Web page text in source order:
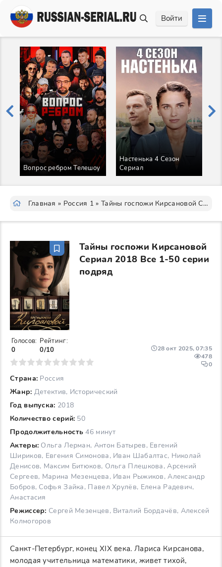
Войти
Вопрос ребром Телешоу
Настенька 4 Сезон
Сериал
Главная » Россия 1 » Тайны госпожи Кирсановой Сериал
Тайны госпожи Кирсановой
Сериал 2018 Все 1-50 серии
подряд
Страна: Россия
Жанр: Детектив, Исторический
Год выпуска: 2018
Количество серий: 50
Продолжительность 46 минут
Актеры: Ольга Лерман, Антон Батырев, Евгений
Шириков, Евгения Симонова, Иван Шабалтас, Николай
Денисов, Максим Битюков, Ольга Плешкова, Арсений
Сергеев, Марина Мезенцева, Иван Рыжиков, Александр
Бобров, Софья Зайка, Павел Хрулёв, Елена Радевич,
Анастасия
Режиссер: Сергей Мезенцев, Виталий Бордачёв, Алексей
Колмогоров
28 окт 2025, 07:35
478
0
Голосов:
0
Рейтинг:
0/10
7 8 9 10
Санкт-Петербург, конец XIX века. Лариса Кирсанова,
молодая учительница математики, живет тихой,